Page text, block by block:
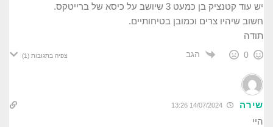
יש עוד קטנציק בן כמעט 3 שיושב על כיסא של ברייטקס.
חשוב שיהיו צרים וכמובן בטיחותיים.
תודה
0 הגב צפיה בתגובות (1)
שירה
היי